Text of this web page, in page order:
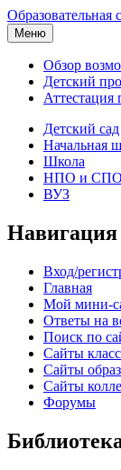
Образовательная
Меню
Обзор
Детский
Аттестация
Детский сад
Начальная
Школа
НПО и СПО
ВУЗ
Навигация
Вход/
Главная
Мой мини-
Ответы на
Поиск по
Сайты
Сайты
Сайты
Форумы